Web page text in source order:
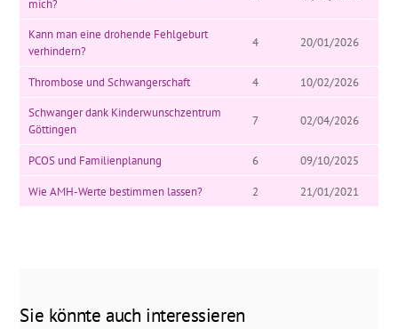
mich?
Kann man eine drohende Fehlgeburt
verhindern?
4 20/01/2026
Thrombose und Schwangerschaft 4
10/02/2026
Schwanger dank Kinderwunschzentrum
Göttingen
7 02/04/2026
PCOS und Familienplanung 6 09/10/2025
Wie AMH-Werte bestimmen lassen? 2 21/01/2021
Sie könnte auch interessieren